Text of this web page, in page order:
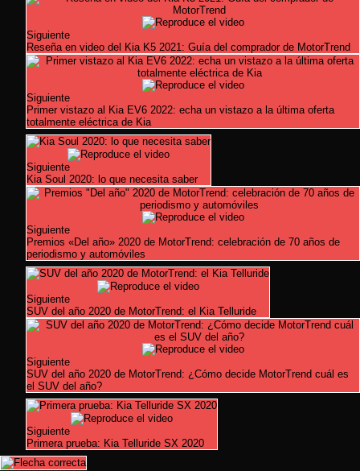
Siguiente
Reseña en video del Kia K5 2021: Guía del comprador de MotorTrend
Siguiente
Primer vistazo al Kia EV6 2022: echa un vistazo a la última oferta
totalmente eléctrica de Kia
Siguiente
Kia Soul 2020: lo que necesita saber
Siguiente
Premios «Del año» 2020 de MotorTrend: celebración de 70 años de
periodismo y automóviles
Siguiente
SUV del año 2020 de MotorTrend: el Kia Telluride
Siguiente
SUV del año 2020 de MotorTrend: ¿Cómo decide MotorTrend cuál es
el SUV del año?
Siguiente
Primera prueba: Kia Telluride SX 2020